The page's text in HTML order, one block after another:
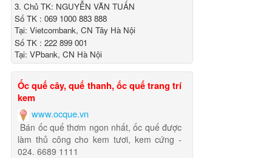
3. Chủ TK: NGUYỄN VĂN TUẤN
Số TK : 069 1000 883 888
Tại: Vietcombank, CN Tây Hà Nội
Số TK : 222 899 001
Tại: VPbank, CN Hà Nội
Ốc quế cây, quế thanh, ốc quế trang trí
kem
www.ocque.vn
Bán ốc quế thơm ngon nhất, ốc quế được
làm thủ công cho kem tươi, kem cứng -
024. 6689 1111